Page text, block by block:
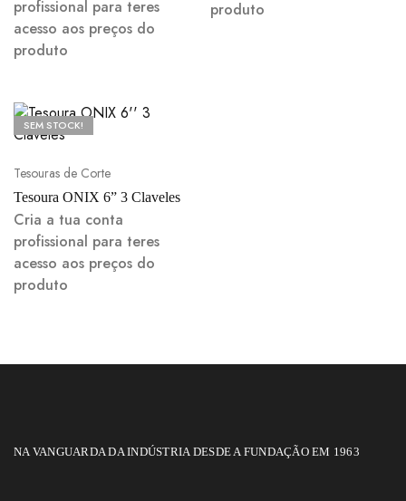
profissional para teres
acesso aos preços do
produto
produto
SEM STOCK!
Tesouras de Corte
Tesoura ONIX 6” 3 Claveles
Cria a tua conta
profissional para teres
acesso aos preços do
produto
NA VANGUARDA DA INDÚSTRIA DESDE A FUNDAÇÃO EM 1963